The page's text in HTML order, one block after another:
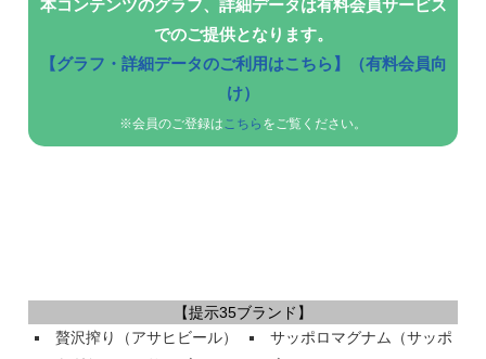
本コンテンツのグラフ、詳細データは有料会員サービス
でのご提供となります。
【グラフ・詳細データのご利用はこちら】（有料会員向
け）
※会員のご登録はこちら をご覧ください。
【提示35ブランド】
贅沢搾り（アサヒビール）
サッポロマグナム（サッポ